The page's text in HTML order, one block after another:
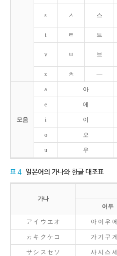
s ㅅ 스
t ㅌ 트
v ㅂ 브
z ㅊ ―
모음
a 아
e 에
i 이
o 오
u 우
표 4 일본어의 가나와 한글 대조표
가나
어두
ア イ ウ エ オ 아 이 우
カ キ ク ケ コ 가 기 구
サ シ ス セ ソ 사 시 스